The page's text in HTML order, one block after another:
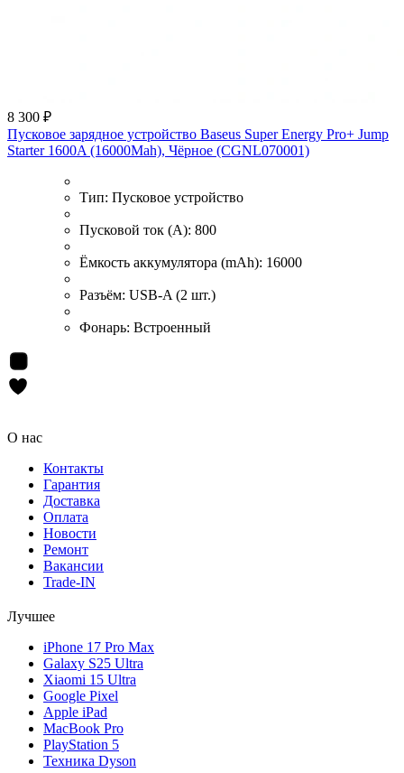
8 300 ₽
Пусковое зарядное устройство Baseus Super Energy Pro+ Jump
Starter 1600A (16000Mah), Чёрное (CGNL070001)
Тип: Пусковое устройство
Пусковой ток (А): 800
Ёмкость аккумулятора (mAh): 16000
Разъём: USB-A (2 шт.)
Фонарь: Встроенный
О нас
Контакты
Гарантия
Доставка
Оплата
Новости
Ремонт
Вакансии
Trade-IN
Лучшее
iPhone 17 Pro Max
Galaxy S25 Ultra
Xiaomi 15 Ultra
Google Pixel
Apple iPad
MacBook Pro
PlayStation 5
Техника Dyson